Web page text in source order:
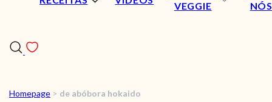
VEGGIE
NÓS
RECEITAS
Homepage > de abóbora hokaido